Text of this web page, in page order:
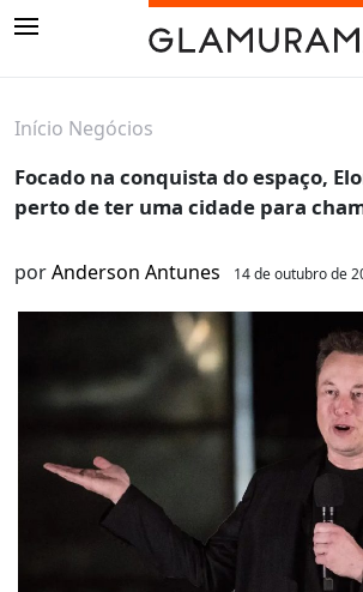
Início Negócios
Focado na conquista do espaço,
perto de ter uma cidade para
porAnderson Antunes 14 de outubro de